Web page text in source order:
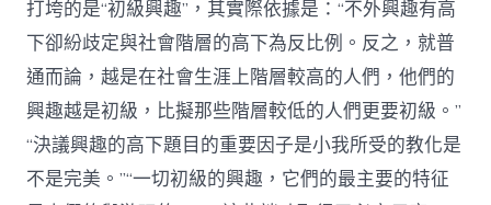
打垮的是“初級興趣”，其實際依據是：“不外興趣有高
下卻紛歧定與社會階層的高下為反比例。反之，就普
通而論，越是在社會生涯上階層較高的人們，他們的
興趣越是初級，比擬那些階層較低的人們更要初級。”
“決議興趣的高下題目的重要因子是小我所受的教化是
不是完美。”“一切初級的興趣，它們的最主要的特征